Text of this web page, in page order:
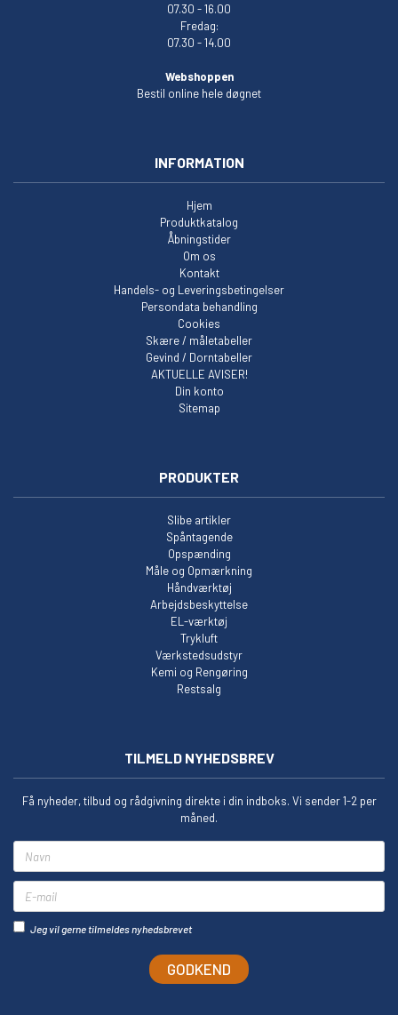
07.30 - 16.00
Fredag:
07.30 - 14.00
Webshoppen
Bestil online hele døgnet
INFORMATION
Hjem
Produktkatalog
Åbningstider
Om os
Kontakt
Handels- og Leveringsbetingelser
Persondata behandling
Cookies
Skære / måletabeller
Gevind / Dorntabeller
AKTUELLE AVISER!
Din konto
Sitemap
PRODUKTER
Slibe artikler
Spåntagende
Opspænding
Måle og Opmærkning
Håndværktøj
Arbejdsbeskyttelse
EL-værktøj
Trykluft
Værkstedsudstyr
Kemi og Rengøring
Restsalg
TILMELD NYHEDSBREV
Få nyheder, tilbud og rådgivning direkte i din indboks. Vi sender 1-2 per
måned.
Jeg vil gerne tilmeldes nyhedsbrevet
GODKEND